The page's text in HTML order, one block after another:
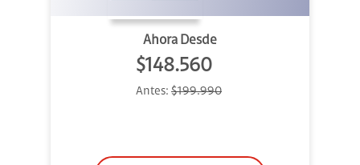
Ahora Desde
$148.560
Antes: $199.990